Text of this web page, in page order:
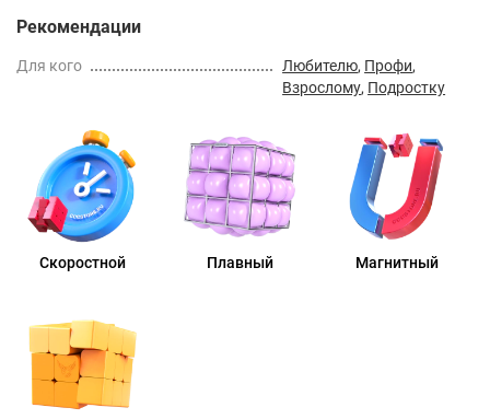
Рекомендации
Для кого Любителю, Профи,
Взрослому, Подростку
Скоростной Плавный Магнитный